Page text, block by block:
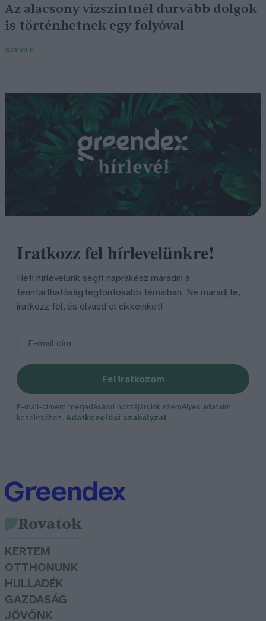
Az alacsony vízszintnél durvább dolgok
is történhetnek egy folyóval
SZEMLE
Iratkozz fel hírlevelünkre!
Heti hírlevelünk segít naprakész maradni a
fenntarthatóság legfontosabb témáiban. Ne maradj le,
iratkozz fel, és olvasd el cikkeinket!
Feliratkozom
E-mail-címem megadásával hozzájárulok személyes adataim
kezeléséhez. Adatkezelési szabályzat
Rovatok
KERTEM
OTTHONUNK
HULLADÉK
GAZDASÁG
JÖVŐNK